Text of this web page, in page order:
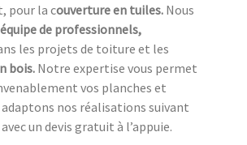
pour la couverture en tuiles. Nous
équipe de professionnels,
les projets de toiture et les
bois. Notre expertise vous permet
vos planches et
adaptons nos réalisations suivant
avec un devis gratuit à l’appuie.